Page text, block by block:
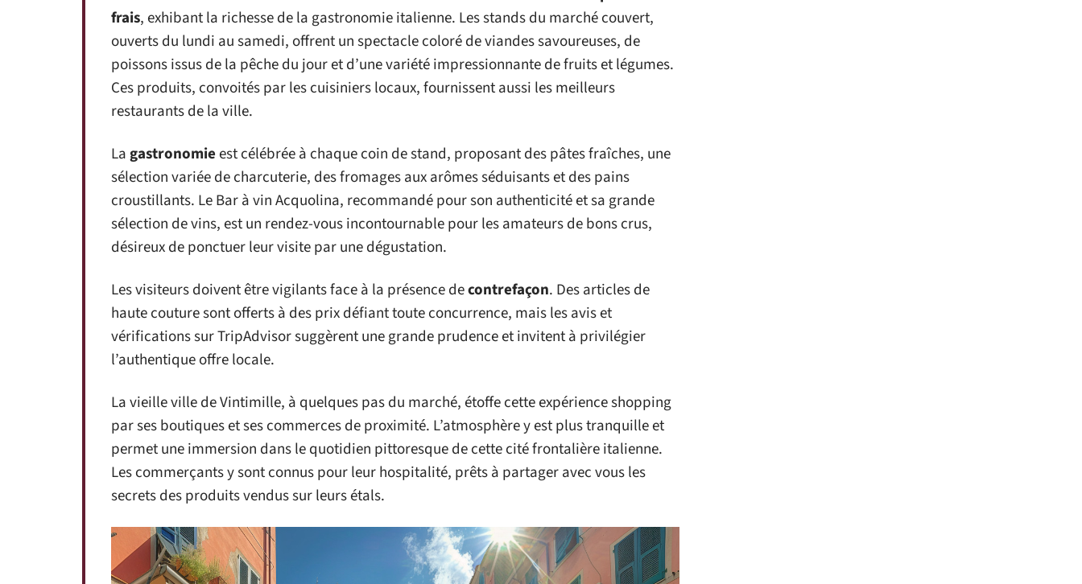
frais, exhibant la richesse de la gastronomie italienne. Les stands du marché couvert,
ouverts du lundi au samedi, offrent un spectacle coloré de viandes savoureuses, de
poissons issus de la pêche du jour et d’une variété impressionnante de fruits et légumes.
Ces produits, convoités par les cuisiniers locaux, fournissent aussi les meilleurs
restaurants de la ville.
Lagastronomieest célébrée à chaque coin de stand, proposant des pâtes fraîches, une
sélection variée de charcuterie, des fromages aux arômes séduisants et des pains
croustillants. Le Bar à vin Acquolina, recommandé pour son authenticité et sa grande
sélection de vins, est un rendez-vous incontournable pour les amateurs de bons crus,
désireux de ponctuer leur visite par une dégustation.
Les visiteurs doivent être vigilants face à la présence decontrefaçon. Des articles de
haute couture sont offerts à des prix défiant toute concurrence, mais les avis et
vérifications sur TripAdvisor suggèrent une grande prudence et invitent à privilégier
l’authentique offre locale.
La vieille ville de Vintimille, à quelques pas du marché, étoffe cette expérience shopping
par ses boutiques et ses commerces de proximité. L’atmosphère y est plus tranquille et
permet une immersion dans le quotidien pittoresque de cette cité frontalière italienne.
Les commerçants y sont connus pour leur hospitalité, prêts à partager avec vous les
secrets des produits vendus sur leurs étals.